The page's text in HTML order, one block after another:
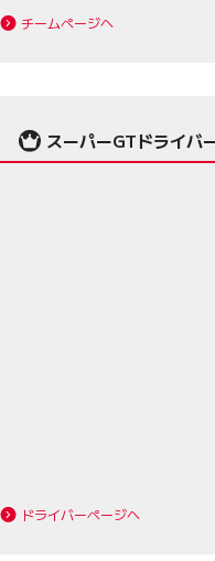
チームページへ
スーパーGTドライバ
ドライバーページへ